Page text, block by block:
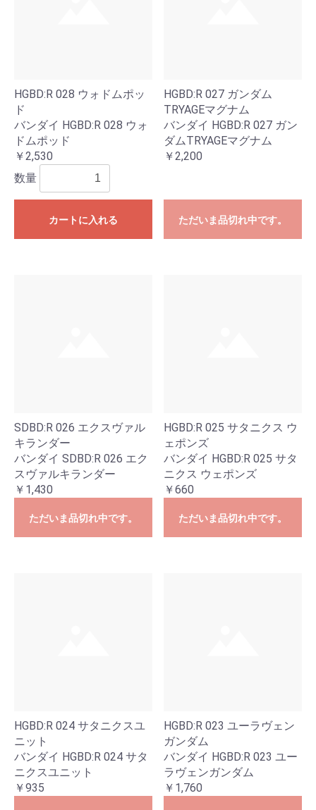
HGBD:R 028 ウォドムポッ
ド
バンダイ HGBD:R 028 ウォ
ドムポッド
￥2,530
数量
カートに入れる
HGBD:R 027 ガンダム
TRYAGEマグナム
バンダイ HGBD:R 027 ガン
ダムTRYAGEマグナム
￥2,200
ただいま品切れ中です。
SDBD:R 026 エクスヴァル
キランダー
バンダイ SDBD:R 026 エク
スヴァルキランダー
￥1,430
ただいま品切れ中です。
HGBD:R 025 サタニクス ウ
ェポンズ
バンダイ HGBD:R 025 サタ
ニクス ウェポンズ
￥660
ただいま品切れ中です。
HGBD:R 024 サタニクスユ
ニット
バンダイ HGBD:R 024 サタ
ニクスユニット
￥935
HGBD:R 023 ユーラヴェン
ガンダム
バンダイ HGBD:R 023 ユー
ラヴェンガンダム
￥1,760